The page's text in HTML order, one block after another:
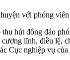
với phóng
thu hút đông đảo
cương lĩnh, điều
Cục nghiệp vụ